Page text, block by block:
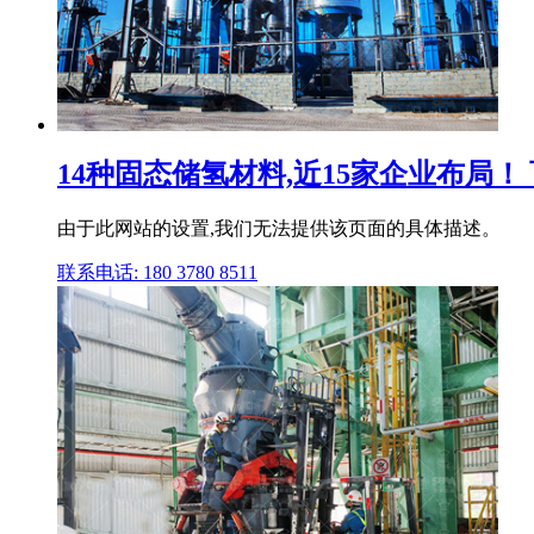
14种固态储氢材料,近15家企业布局！
由于此网站的设置,我们无法提供该页面的具体描述。
联系电话: 180 3780 8511